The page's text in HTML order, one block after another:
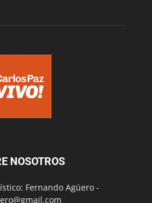
NOSOTROS
Fernando Agüero -